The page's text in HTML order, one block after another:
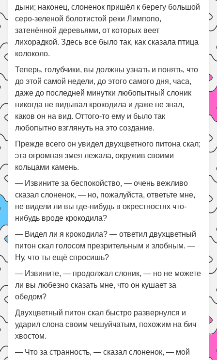
дыни; наконец, слоненок пришёл к берегу большой
серо-зеленой болотистой реки Лимпопо,
затенённой деревьями, от которых веет
лихорадкой. Здесь все было так, как сказала птица
колоколо.
Теперь, голубчики, вы должны узнать и понять, что
до этой самой недели, до этого самого дня, часа,
даже до последней минутки любопытный слоник
никогда не видывал крокодила и даже не знал,
каков он на вид. Оттого-то ему и было так
любопытно взглянуть на это создание.
Прежде всего он увидел двухцветного питона скал;
эта огромная змея лежала, окружив своими
кольцами камень.
— Извините за беспокойство, — очень вежливо
сказал слоненок, — но, пожалуйста, ответьте мне,
не видели ли вы где-нибудь в окрестностях что-
нибудь вроде крокодила?
— Видел ли я крокодила? — ответил двухцветный
питон скал голосом презрительным и злобным. —
Ну, что ты ещё спросишь?
— Извините, — продолжал слоник, — но не можете
ли вы любезно сказать мне, что он кушает за
обедом?
Двухцветный питон скал быстро развернулся и
ударил слона своим чешуйчатым, похожим на бич
хвостом.
— Что за странность, — сказал слоненок, — мой